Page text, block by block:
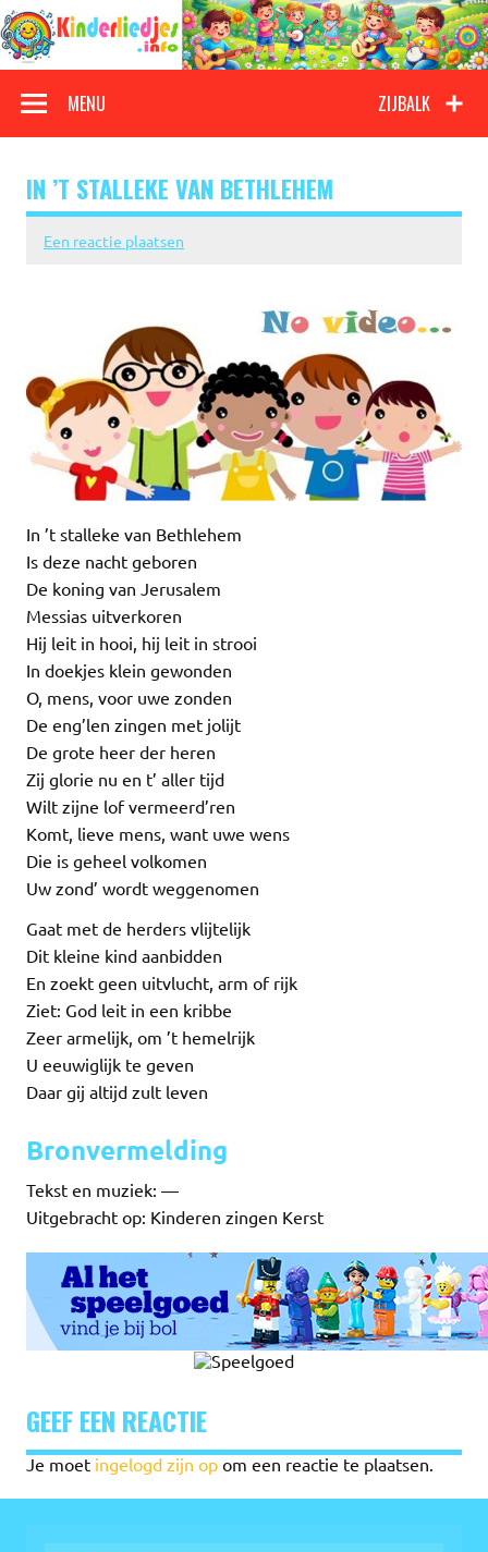
Doorgaan
naar
inhoud
Kinderliedjes
ZIJBALK
MENU
IN ’T STALLEKE VAN BETHLEHEM
Een reactie plaatsen
In ’t stalleke van Bethlehem
Is deze nacht geboren
De koning van Jerusalem
Messias uitverkoren
Hij leit in hooi, hij leit in strooi
In doekjes klein gewonden
O, mens, voor uwe zonden
De eng’len zingen met jolijt
De grote heer der heren
Zij glorie nu en t’ aller tijd
Wilt zijne lof vermeerd’ren
Komt, lieve mens, want uwe wens
Die is geheel volkomen
Uw zond’ wordt weggenomen
Gaat met de herders vlijtelijk
Dit kleine kind aanbidden
En zoekt geen uitvlucht, arm of rijk
Ziet: God leit in een kribbe
Zeer armelijk, om ’t hemelrijk
U eeuwiglijk te geven
Daar gij altijd zult leven
Bronvermelding
Tekst en muziek: —
Uitgebracht op: Kinderen zingen Kerst
GEEF EEN REACTIE
Je moet ingelogd zijn op om een reactie te plaatsen.